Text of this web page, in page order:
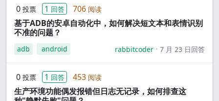
0 投票 1 回答 706 阅读
基于ADB的安卓自动化中，如何解决短文本和表情识别
不准的问题？
adb android rabbitcoder 7 月 23 日回答
0 投票 1 回答 453 阅读
生产环境功能偶发报错但日志无记录，如何排查这